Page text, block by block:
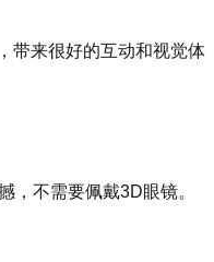
带来很好的互动和视觉体
，不需要佩戴3D眼镜。